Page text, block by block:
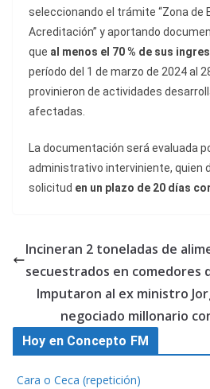
seleccionando el trámite “Zona de
Acreditación” y aportando
que al menos el 70 % de sus
período del 1 de marzo de 2024 al
provinieron de actividades
afectadas.
La documentación será evaluada
administrativo interviniente, quien
solicitud en un plazo de 20 días
Incineran 2 toneladas de
secuestrados en comedores
Imputaron al ex ministro
negociado millonario
Hoy en Concepto FM
Cara o Ceca (repetición)